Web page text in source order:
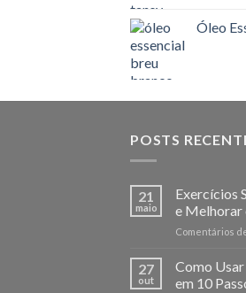
Óleo
POSTS
21
maio
Exercícios
e Melhorar
Comentários
27
out
Como Usar
em 10